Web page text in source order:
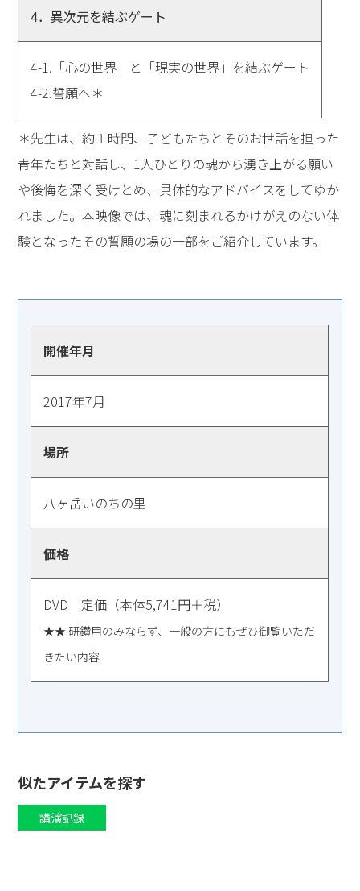
4．異次元を結ぶゲート
4-1.「心の世界」と「現実の世界」を結ぶゲート
4-2.誓願へ＊
＊先生は、約１時間、子どもたちとそのお世話を担った
青年たちと対話し、1人ひとりの魂から湧き上がる願い
や後悔を深く受けとめ、具体的なアドバイスをしてゆか
れました。本映像では、魂に刻まれるかけがえのない体
験となったその誓願の場の一部をご紹介しています。
開催年月
2017年7月
場所
八ヶ岳いのちの里
価格
DVD 定価（本体5,741円＋税）
★★ 研鑽用のみならず、一般の方にもぜひ御覧いただ
きたい内容
似たアイテムを探す
講演記録